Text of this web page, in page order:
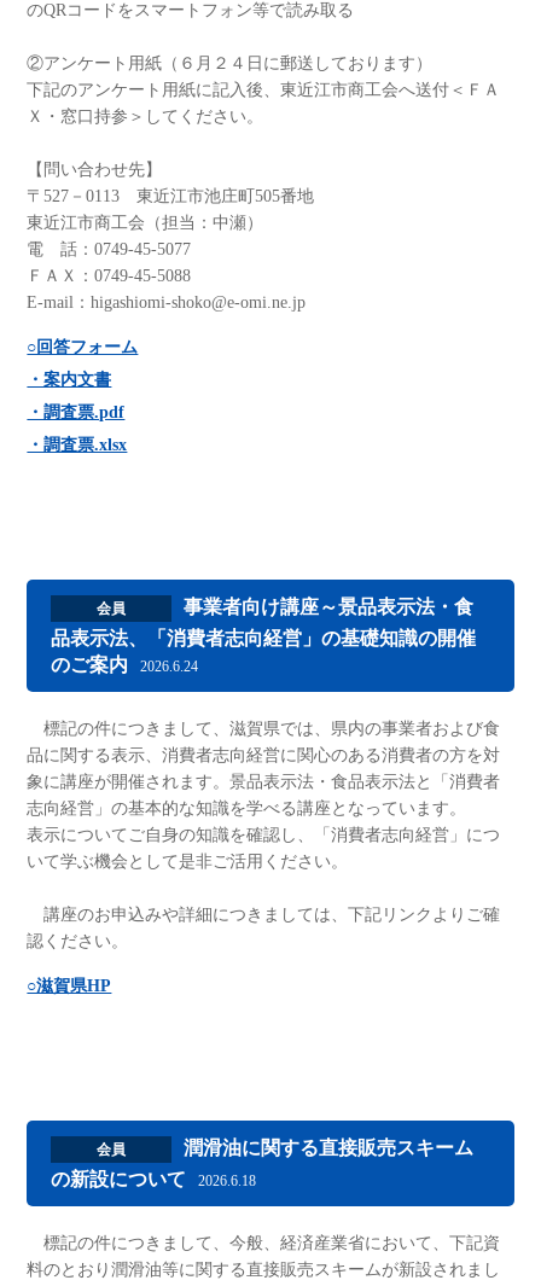
のQRコードをスマートフォン等で読み取る
②アンケート用紙（６月２４日に郵送しております）
下記のアンケート用紙に記入後、東近江市商工会へ送付＜ＦＡ
Ｘ・窓口持参＞してください。
【問い合わせ先】
〒527－0113 東近江市池庄町505番地
東近江市商工会（担当：中瀬）
電 話：0749-45-5077
ＦＡＸ：0749-45-5088
E-mail：higashiomi-shoko@e-omi.ne.jp
○回答フォーム
・案内文書
・調査票.pdf
・調査票.xlsx
会員
事業者向け講座～景品表示法・食
品表示法、「消費者志向経営」の基礎知識の開催
のご案内
2026.6.24
標記の件につきまして、滋賀県では、県内の事業者および食
品に関する表示、消費者志向経営に関心のある消費者の方を対
象に講座が開催されます。景品表示法・食品表示法と「消費者
志向経営」の基本的な知識を学べる講座となっています。
表示についてご自身の知識を確認し、「消費者志向経営」につ
いて学ぶ機会として是非ご活用ください。
講座のお申込みや詳細につきましては、下記リンクよりご確
認ください。
○滋賀県HP
会員
潤滑油に関する直接販売スキーム
の新設について
2026.6.18
標記の件につきまして、今般、経済産業省において、下記資
料のとおり潤滑油等に関する直接販売スキームが新設されまし